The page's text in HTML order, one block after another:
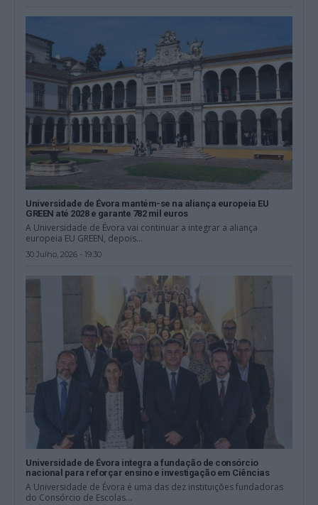
Universidade de Évora mantém-se na aliança europeia EU
GREEN até 2028 e garante 782 mil euros
A Universidade de Évora vai continuar a integrar a aliança
europeia EU GREEN, depois...
30 Julho, 2026 - 19:30
Universidade de Évora integra a fundação de consórcio
nacional para reforçar ensino e investigação em Ciências
A Universidade de Évora é uma das dez instituições fundadoras
do Consórcio de Escolas...